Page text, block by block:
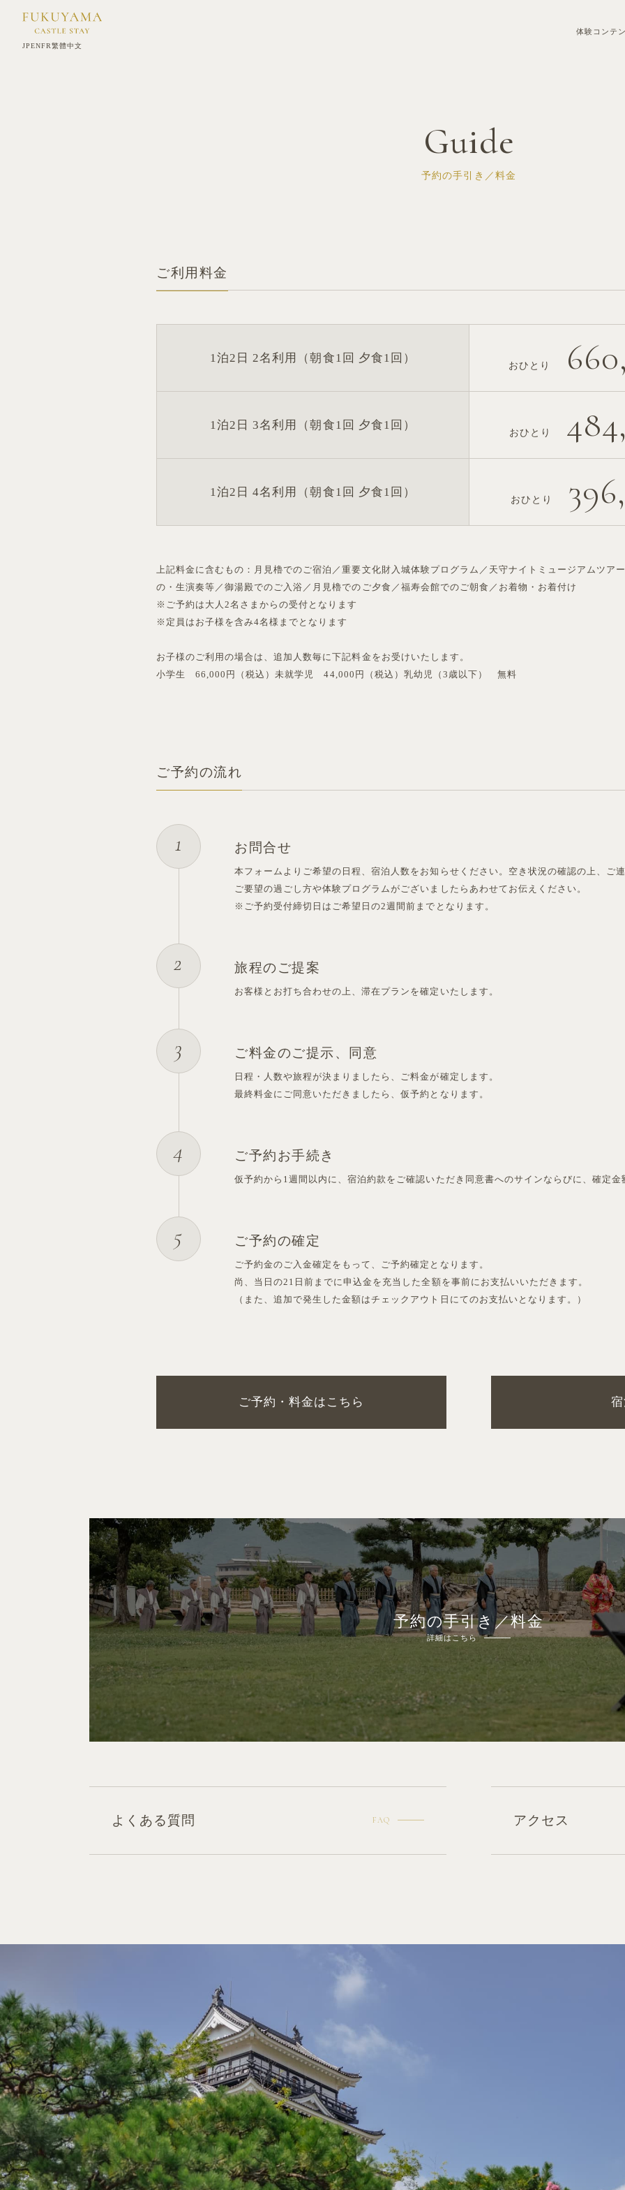
JPENFR繁體中文
体験コンテ
Guide
予約の手引き／料金
ご利用料金
1泊2日 2名利用（朝食1回 夕食1回）
おひとり
1泊2日 3名利用（朝食1回 夕食1回）
おひとり
1泊2日 4名利用（朝食1回 夕食1回）
おひとり
上記料金に含むもの：月見櫓でのご宿泊／重要文化財入城体験プログラム／天守ナイトミュージアムツア
の・生演奏等／御湯殿でのご入浴／月見櫓でのご夕食／福寿会館でのご朝食／お着物・お着付け
※ご予約は大人2名さまからの受付となります
※定員はお子様を含み4名様までとなります
お子様のご利用の場合は、追加人数毎に下記料金をお受けいたします。
小学生 66,000円（税込）未就学児 44,000円（税込）乳幼児（3歳以下） 無料
ご予約の流れ
お問合せ
本フォームよりご希望の日程、宿泊人数をお知らせください。空き状況の確認の上、ご
ご要望の過ごし方や体験プログラムがございましたらあわせてお伝えください。
※ご予約受付締切日はご希望日の2週間前までとなります。
旅程のご提案
お客様とお打ち合わせの上、滞在プランを確定いたします。
ご料金のご提示、同意
日程・人数や旅程が決まりましたら、ご料金が確定します。
最終料金にご同意いただきましたら、仮予約となります。
ご予約お手続き
仮予約から1週間以内に、宿泊約款をご確認いただき同意書へのサインならびに、確定
ご予約の確定
ご予約金のご入金確定をもって、ご予約確定となります。
尚、当日の21日前までに申込金を充当した全額を事前にお支払いいただきます。
（また、追加で発生した金額はチェックアウト日にてのお支払いとなります。）
ご予約・料金はこちら
予約の手引き／料金
詳細はこちら
よくある質問 FAQ アクセス